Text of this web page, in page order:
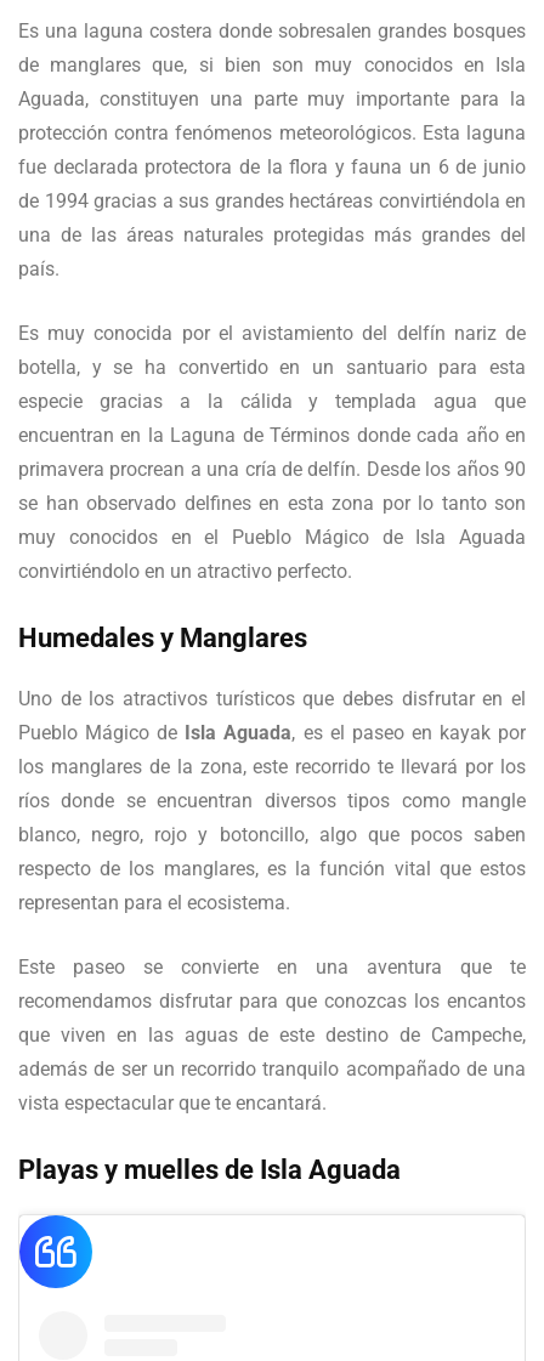
Es una laguna costera donde sobresalen grandes bosques
de manglares que, si bien son muy conocidos en Isla
Aguada, constituyen una parte muy importante para la
protección contra fenómenos meteorológicos. Esta laguna
fue declarada protectora de la flora y fauna un 6 de junio
de 1994 gracias a sus grandes hectáreas convirtiéndola en
una de las áreas naturales protegidas más grandes del
país.
Es muy conocida por el avistamiento del delfín nariz de
botella, y se ha convertido en un santuario para esta
especie gracias a la cálida y templada agua que
encuentran en la Laguna de Términos donde cada año en
primavera procrean a una cría de delfín. Desde los años 90
se han observado delfines en esta zona por lo tanto son
muy conocidos en el Pueblo Mágico de Isla Aguada
convirtiéndolo en un atractivo perfecto.
Humedales y Manglares
Uno de los atractivos turísticos que debes disfrutar en el
Pueblo Mágico de Isla Aguada, es el paseo en kayak por
los manglares de la zona, este recorrido te llevará por los
ríos donde se encuentran diversos tipos como mangle
blanco, negro, rojo y botoncillo, algo que pocos saben
respecto de los manglares, es la función vital que estos
representan para el ecosistema.
Este paseo se convierte en una aventura que te
recomendamos disfrutar para que conozcas los encantos
que viven en las aguas de este destino de Campeche,
además de ser un recorrido tranquilo acompañado de una
vista espectacular que te encantará.
Playas y muelles de Isla Aguada